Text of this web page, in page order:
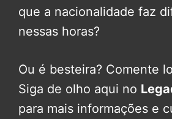
que a nacionalidade faz
nessas horas?
Ou é besteira? Comente
Siga de olho aqui no
para mais informações e